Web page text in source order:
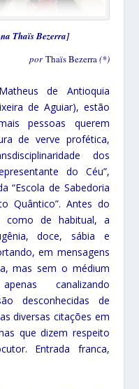
Thaïs Bezerra]
por Thaïs Bezerra(*)
de Antioquia
de Aguiar), estão
pessoas querem
de verve profética,
dos
do Céu”,
“Escola de Sabedoria
Quântico”. Antes do
como de habitual, a
doce, sábia e
em mensagens
mas sem o médium
canalizando
desconhecidas de
diversas citações em
que dizem respeito
Entrada franca,